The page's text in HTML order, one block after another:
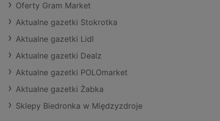
Oferty Gram Market
Aktualne gazetki Stokrotka
Aktualne gazetki Lidl
Aktualne gazetki Dealz
Aktualne gazetki POLOmarket
Aktualne gazetki Żabka
Sklepy Biedronka w Międzyzdroje